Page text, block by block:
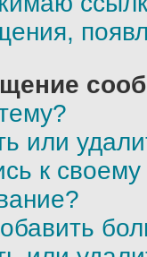
или
к